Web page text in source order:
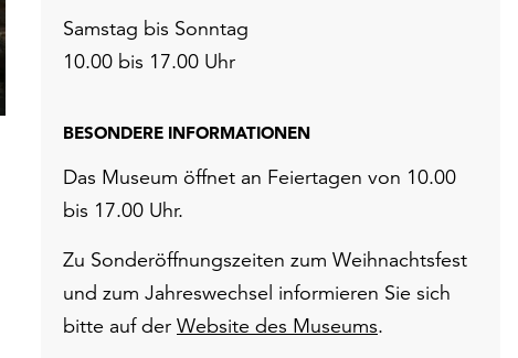
Samstag bis Sonntag
10.00 bis 17.00 Uhr
BESONDERE INFORMATIONEN
Das Museum öffnet an Feiertagen von 10.00
bis 17.00 Uhr.
Zu Sonderöffnungszeiten zum Weihnachtsfest
und zum Jahreswechsel informieren Sie sich
bitte auf der Website des Museums.